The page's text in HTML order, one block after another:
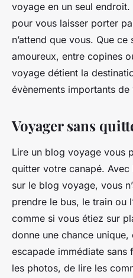
voyage en un seul endroit.
pour vous laisser porter
n’attend que vous. Que
amoureux, entre copines
voyage détient la
évènements importants
Voyager sans
Lire un blog voyage vous
quitter votre canapé.
sur le blog voyage, vous
prendre le bus, le train ou
comme si vous étiez sur
donne une chance
escapade immédiate
les photos, de lire les